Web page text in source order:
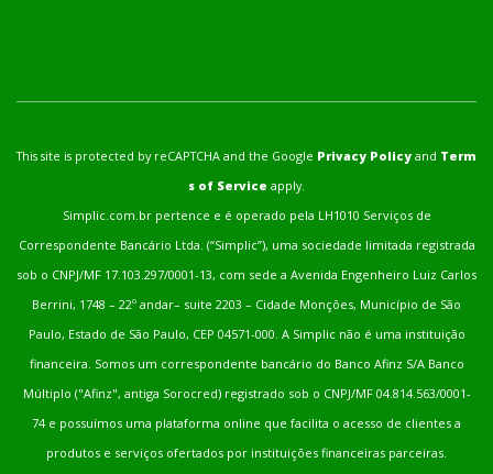
This site is protected by reCAPTCHA and the Google Privacy Policy and Term
s of Service apply.
Simplic.com.br pertence e é operado pela LH1010 Serviços de
Correspondente Bancário Ltda. (“Simplic”), uma sociedade limitada registrada
sob o CNPJ/MF 17.103.297/0001-13, com sede a Avenida Engenheiro Luiz Carlos
Berrini, 1748 – 22º andar– suite 2203 – Cidade Monções, Município de São
Paulo, Estado de São Paulo, CEP 04571-000. A Simplic não é uma instituição
financeira. Somos um correspondente bancário do Banco Afinz S/A Banco
Múltiplo ("Afinz", antiga Sorocred) registrado sob o CNPJ/MF 04.814.563/0001-
74 e possuímos uma plataforma online que facilita o acesso de clientes a
produtos e serviços ofertados por instituições financeiras parceiras.